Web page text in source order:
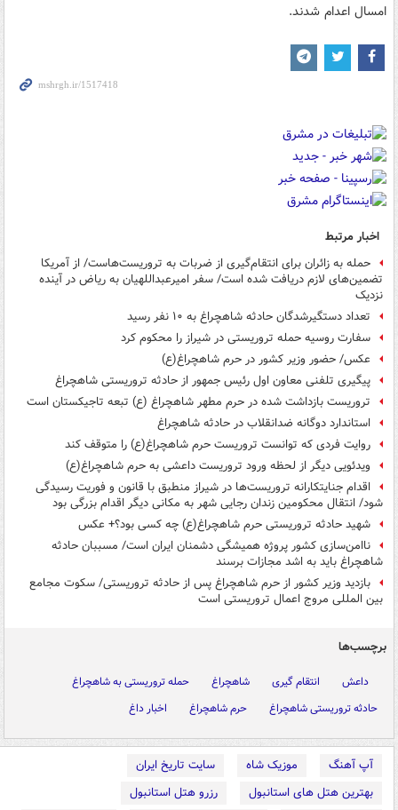
امسال اعدام شدند.
اخبار مرتبط
حمله به زائران برای انتقام‌گیری از ضربات به تروریست‌هاست/ از آمریکا
تضمین‌های لازم دریافت شده است/ سفر امیرعبداللهیان به ریاض در آینده
نزدیک
تعداد دستگیرشدگان حادثه شاهچراغ به ۱۰ نفر رسید
سفارت روسیه حمله تروریستی در شیراز را محکوم کرد
عکس/ حضور وزیر کشور در حرم شاهچراغ(ع)
پیگیری تلفنی معاون اول رئیس جمهور از حادثه تروریستی شاهچراغ
تروریست بازداشت شده در حرم مطهر شاهچراغ (ع) تبعه تاجیکستان است
استاندارد دوگانه ضدانقلاب در حادثه شاهچراغ
روایت فردی که توانست تروریست حرم شاهچراغ(ع) را متوقف کند
ویدئویی دیگر از لحظه ورود تروریست داعشی به حرم شاهچراغ(ع)
اقدام جنایتکارانه تروریست‌ها در شیراز منطبق با قانون و فوریت رسیدگی
شود/ انتقال محکومین زندان رجایی شهر به مکانی دیگر اقدام بزرگی بود
شهید حادثه تروریستی حرم شاهچراغ(ع) چه کسی بود؟+ عکس
ناامن‌سازی کشور پروژه همیشگی دشمنان ایران است/ مسببان حادثه
شاهچراغ باید به اشد مجازات برسند
بازدید وزیر کشور از حرم شاهچراغ پس از حادثه تروریستی/ سکوت مجامع
بین المللی مروج اعمال تروریستی است
برچسب‌ها
داعش انتقام گیری شاهچراغ
حمله تروریستی به شاهچراغ
حادثه تروریستی شاهچراغ
حرم شاهچراغ اخبار داغ
آپ آهنگ موزیک شاه
سایت تاریخ ایران
بهترین هتل های استانبول
رزرو هتل استانبول